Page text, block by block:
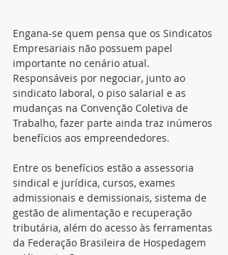
Engana-se quem pensa que os Sindicatos
Empresariais não possuem papel
importante no cenário atual.
Responsáveis por negociar, junto ao
sindicato laboral, o piso salarial e as
mudanças na Convenção Coletiva de
Trabalho, fazer parte ainda traz inúmeros
benefícios aos empreendedores.
Entre os benefícios estão a assessoria
sindical e jurídica, cursos, exames
admissionais e demissionais, sistema de
gestão de alimentação e recuperação
tributária, além do acesso às ferramentas
da Federação Brasileira de Hospedagem